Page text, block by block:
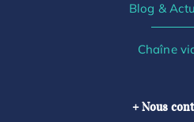
Blog &
Chaîne
+ Nous